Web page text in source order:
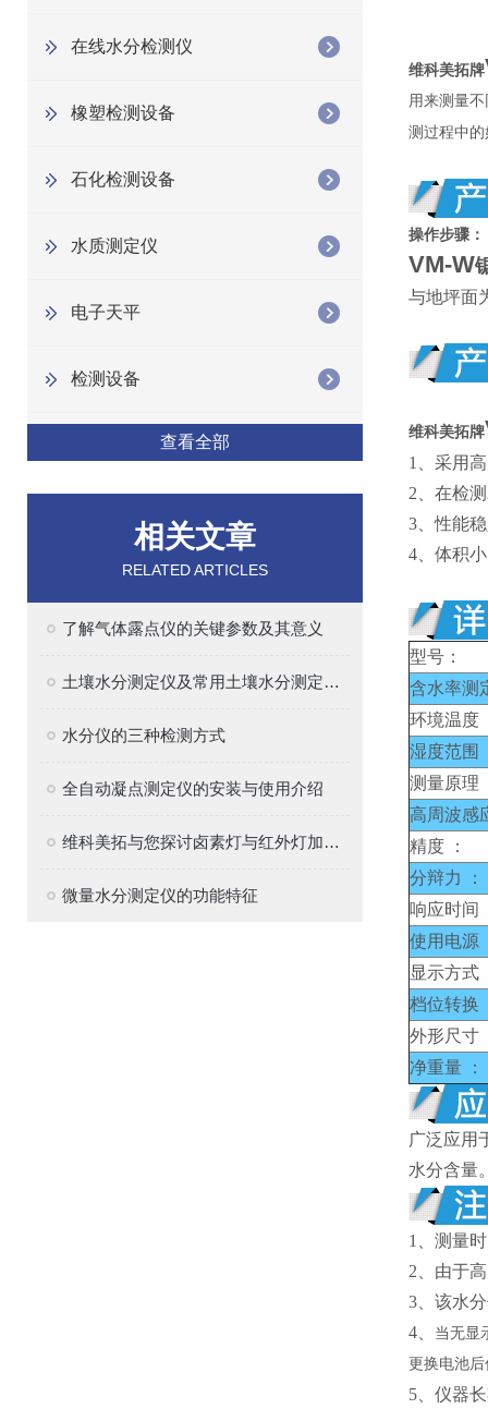
在线水分检测仪
橡塑检测设备
石化检测设备
水质测定仪
电子天平
检测设备
查看全部
相关文章
RELATED ARTICLES
了解气体露点仪的关键参数及其意义
土壤水分测定仪及常用土壤水分测定方法介绍
水分仪的三种检测方式
全自动凝点测定仪的安装与使用介绍
维科美拓与您探讨卤素灯与红外灯加热的区别
微量水分测定仪的功能特征
维科美拓牌
用来测量
测过程中
操作步骤：
VM-W
与地坪面
维科美拓牌
1、 采用
2、 在检
3、性能
4、 体积
型号：
含水率测
环境温度
湿度范围
测量原理
高周波感
精度 ：
分辩力 ：
响应时间
使用电源
显示方式
档位转换
外形尺寸
净重量 ：
广泛应用
水分含量
1、 测量
2、 由于
3、 该水
4、
当无显
更换电池
5、仪器